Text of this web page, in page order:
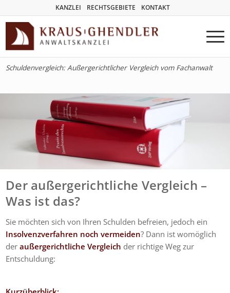
KANZLEI RECHTSGEBIETE KONTAKT
Schuldenvergleich: Außergerichtlicher Vergleich vom Fachanwalt
Der außergerichtliche Vergleich –
Was ist das?
Sie möchten sich von Ihren Schulden befreien, jedoch ein
Insolvenzverfahren noch vermeiden? Dann ist womöglich
deraußergerichtliche Vergleich der richtige Weg zur
Entschuldung: